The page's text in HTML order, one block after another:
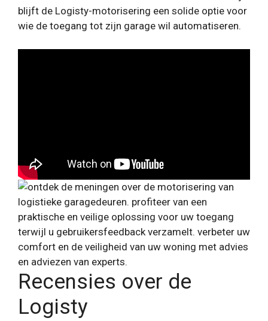
blijft de Logisty-motorisering een solide optie voor
wie de toegang tot zijn garage wil automatiseren.
Recensies over de
Logisty